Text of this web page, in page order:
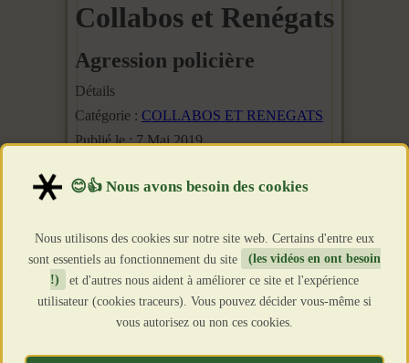
Collabos et Renégats
Agression policière
Détails
Catégorie : COLLABOS ET RENEGATS
Publié le : 7 Mai 2019
Clics : 4230
Nous utilisons des cookies sur notre site web. Certains d'entre eux
sont essentiels au fonctionnement du site
(les vidéos en ont besoin
!)
et d'autres nous aident à améliorer ce site et l'expérience
utilisateur (cookies traceurs). Vous pouvez décider vous-même si
vous autorisez ou non ces cookies.